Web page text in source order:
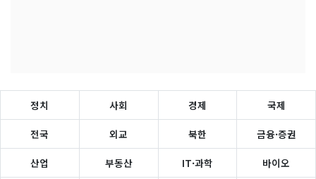
정치 사회 경제 국제
전국 외교 북한 금융·증권
산업 부동산 IT·과학 바이오